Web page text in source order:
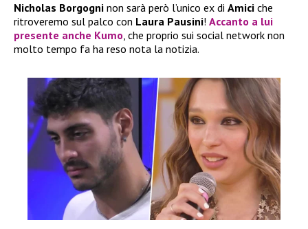
Nicholas Borgogni non sarà però l’unico ex di Amici che
ritroveremo sul palco con Laura Pausini! Accanto a lui
presente anche Kumo, che proprio sui social network non
molto tempo fa ha reso nota la notizia.